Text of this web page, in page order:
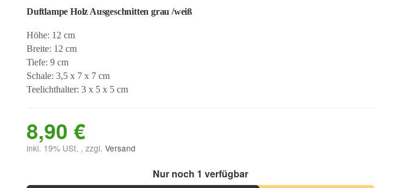
Duftlampe Holz Ausgeschnitten grau /weiß
Höhe: 12 cm
Breite: 12 cm
Tiefe: 9 cm
Schale: 3,5 x 7 x 7 cm
Teelichthalter: 3 x 5 x 5 cm
8,90 €
inkl. 19% USt. , zzgl. Versand
Nur noch 1 verfügbar